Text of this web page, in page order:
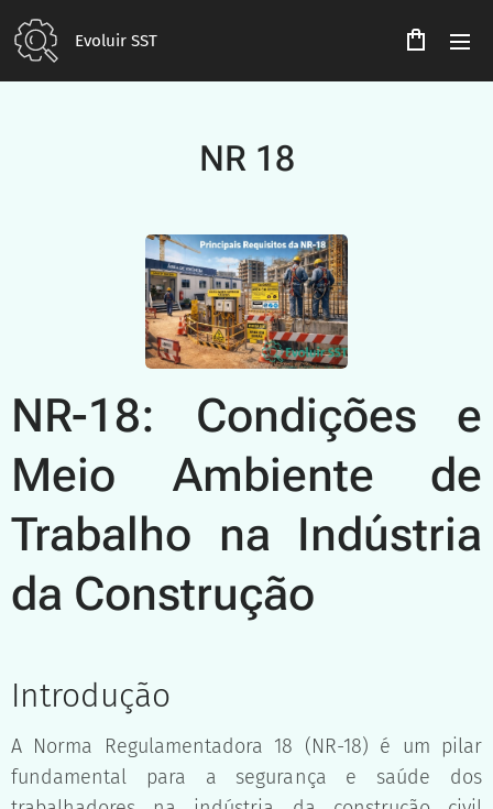
Evoluir SST
NR 18
NR-18: Condições e
Meio Ambiente de
Trabalho na Indústria
da Construção
Introdução
A Norma Regulamentadora 18 (NR-18) é um pilar
fundamental para a segurança e saúde dos